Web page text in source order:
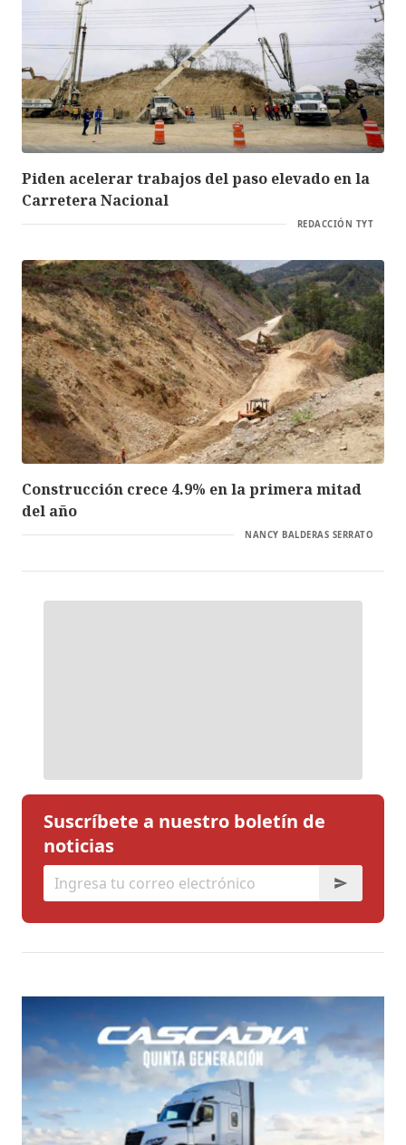
Piden acelerar trabajos del paso elevado en la
Carretera Nacional
REDACCIÓN TYT
Construcción crece 4.9% en la primera mitad
del año
NANCY BALDERAS SERRATO
Suscríbete a nuestro boletín de
noticias